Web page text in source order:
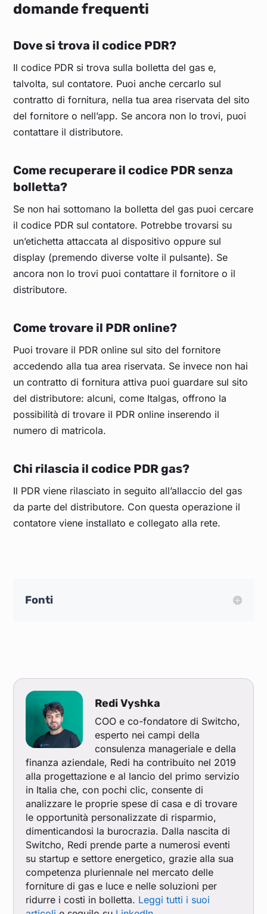
domande frequenti
Dove si trova il codice PDR?
Il codice PDR si trova sulla bolletta del gas e,
talvolta, sul contatore. Puoi anche cercarlo sul
contratto di fornitura, nella tua area riservata del sito
del fornitore o nell’app. Se ancora non lo trovi, puoi
contattare il distributore.
Come recuperare il codice PDR senza
bolletta?
Se non hai sottomano la bolletta del gas puoi cercare
il codice PDR sul contatore. Potrebbe trovarsi su
un’etichetta attaccata al dispositivo oppure sul
display (premendo diverse volte il pulsante). Se
ancora non lo trovi puoi contattare il fornitore o il
distributore.
Come trovare il PDR online?
Puoi trovare il PDR online sul sito del fornitore
accedendo alla tua area riservata. Se invece non hai
un contratto di fornitura attiva puoi guardare sul sito
del distributore: alcuni, come Italgas, offrono la
possibilità di trovare il PDR online inserendo il
numero di matricola.
Chi rilascia il codice PDR gas?
Il PDR viene rilasciato in seguito all’allaccio del gas
da parte del distributore. Con questa operazione il
contatore viene installato e collegato alla rete.
Fonti
Redi Vyshka
COO e co-fondatore di Switcho,
esperto nei campi della
consulenza manageriale e della
finanza aziendale, Redi ha contribuito nel 2019
alla progettazione e al lancio del primo servizio
in Italia che, con pochi clic, consente di
analizzare le proprie spese di casa e di trovare
le opportunità personalizzate di risparmio,
dimenticandosi la burocrazia. Dalla nascita di
Switcho, Redi prende parte a numerosi eventi
su startup e settore energetico, grazie alla sua
competenza pluriennale nel mercato delle
forniture di gas e luce e nelle soluzioni per
ridurre i costi in bolletta. Leggi tutti i suoi